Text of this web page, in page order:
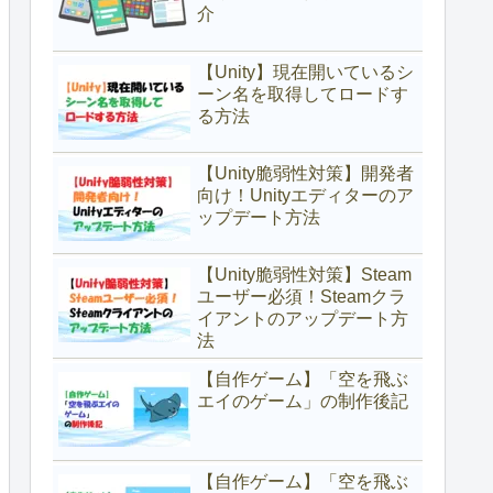
介
【Unity】現在開いているシ
ーン名を取得してロードす
る方法
【Unity脆弱性対策】開発者
向け！Unityエディターのア
ップデート方法
【Unity脆弱性対策】Steam
ユーザー必須！Steamクラ
イアントのアップデート方
法
【自作ゲーム】「空を飛ぶ
エイのゲーム」の制作後記
【自作ゲーム】「空を飛ぶ